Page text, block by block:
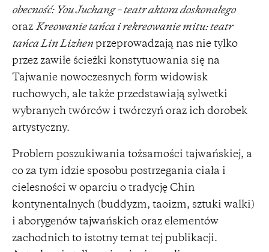
obecność: You Juchang – teatr aktora doskonałego
oraz Kreowanie tańca i rekreowanie mitu: teatr
tańca Lin Lizhen przeprowadzają nas nie tylko
przez zawiłe ścieżki konstytuowania się na
Tajwanie nowoczesnych form widowisk
ruchowych, ale także przedstawiają sylwetki
wybranych twórców i twórczyń oraz ich dorobek
artystyczny.
Problem poszukiwania tożsamości tajwańskiej, a
co za tym idzie sposobu postrzegania ciała i
cielesności w oparciu o tradycję Chin
kontynentalnych (buddyzm, taoizm, sztuki walki)
i aborygenów tajwańskich oraz elementów
zachodnich to istotny temat tej publikacji.